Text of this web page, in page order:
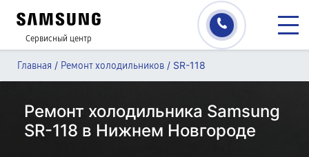
Сервисный центр
Главная / Ремонт холодильников / SR-118
Ремонт холодильника Samsung
SR-118 в Нижнем Новгороде